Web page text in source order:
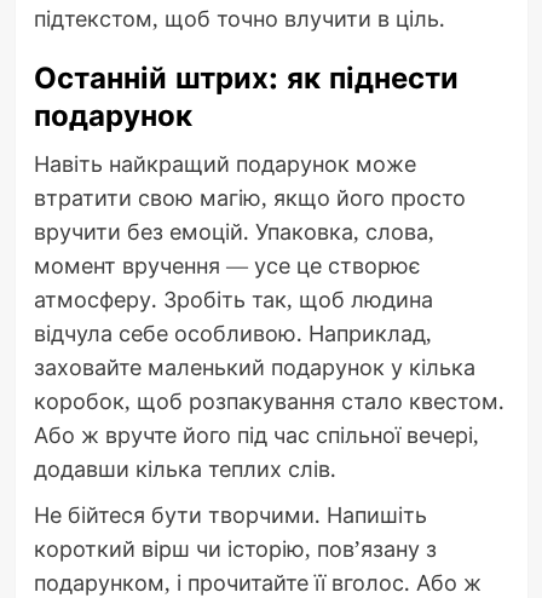
підтекстом, щоб точно влучити в ціль.
Останній штрих: як піднести
подарунок
Навіть найкращий подарунок може
втратити свою магію, якщо його просто
вручити без емоцій. Упаковка, слова,
момент вручення — усе це створює
атмосферу. Зробіть так, щоб людина
відчула себе особливою. Наприклад,
заховайте маленький подарунок у кілька
коробок, щоб розпакування стало квестом.
Або ж вручте його під час спільної вечері,
додавши кілька теплих слів.
Не бійтеся бути творчими. Напишіть
короткий вірш чи історію, пов’язану з
подарунком, і прочитайте її вголос. Або ж